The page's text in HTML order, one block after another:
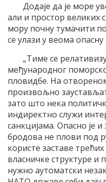
Додаје да је море
али и простор великих
мору почну тумачити
се улази у веома опасну
„Тиме се
међународног
пловидбе. На
произвољно
зато што нека
индиректно служи
санкцијама. Опасно је
бродова не плови под
користе заставе
власничке структуре и
нужно аутоматски